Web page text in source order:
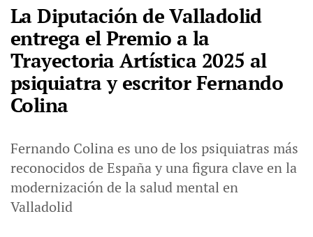
La Diputación de Valladolid
entrega el Premio a la
Trayectoria Artística 2025 al
psiquiatra y escritor Fernando
Colina
Fernando Colina es uno de los psiquiatras más
reconocidos de España y una figura clave en la
modernización de la salud mental en
Valladolid